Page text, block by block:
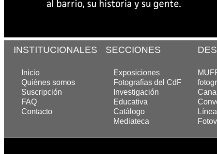
INSTITUCIONALES SECCIONES
Inicio
Quiénes somos
Suscripción
FAQ
Contacto
Exposiciones
Fotografías del CdF
Investigación
Educativa
Catálogo
Mediateca